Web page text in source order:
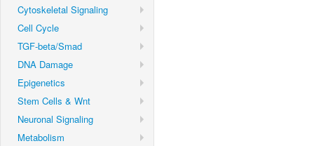
Cytoskeletal Signaling
Cell Cycle
TGF-beta/Smad
DNA Damage
Epigenetics
Stem Cells & Wnt
Neuronal Signaling
Metabolism